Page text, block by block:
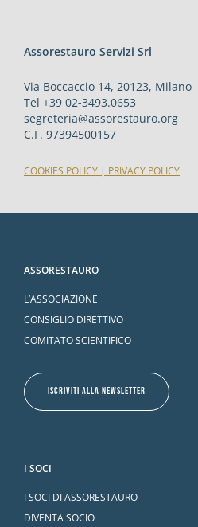
Assorestauro Servizi Srl
Via Boccaccio 14, 20123, Milano
Tel +39 02-3493.0653
segreteria@assorestauro.org
C.F. 97394500157
COOKIES POLICY | PRIVACY POLICY
ASSORESTAURO
L’ASSOCIAZIONE
CONSIGLIO DIRETTIVO
COMITATO SCIENTIFICO
ISCRIVITI ALLA NEWSLETTER
I SOCI
I SOCI DI ASSORESTAURO
DIVENTA SOCIO